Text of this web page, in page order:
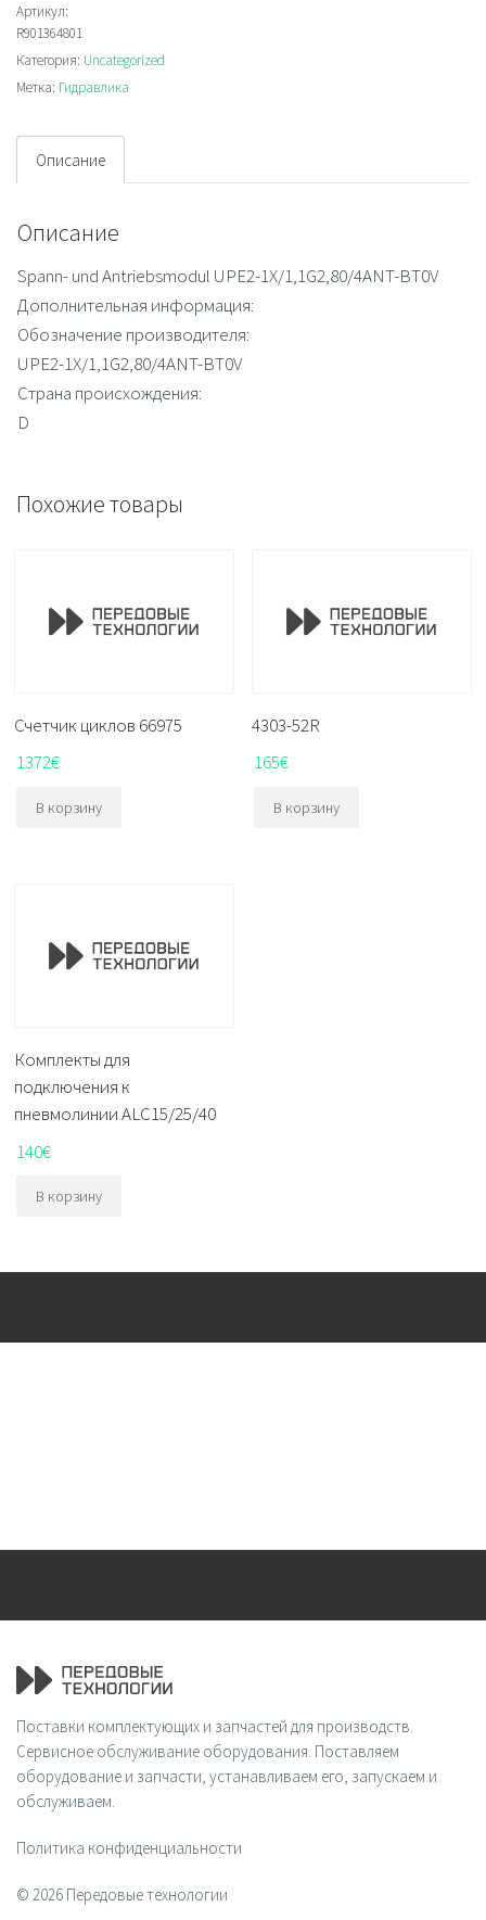
1X/1,1G2,80/4ANT-
BT0V
Clamping
drive
modul
Артикул:
R901364801
Категория: Uncategorized
Метка: Гидравлика
Описание
Описание
Spann- und Antriebsmodul UPE2-1X/1,1G2,80/4ANT-BT0V
Дополнительная информация:
Обозначение производителя:
UPE2-1X/1,1G2,80/4ANT-BT0V
Страна происхождения:
D
Похожие товары
Счетчик циклов 66975
1372€
В корзину
4303-52R
165€
В корзину
Комплекты для
подключения к
пневмолинии ALC15/25/40
140€
В корзину
Поставки комплектующих и запчастей для производств.
Сервисное обслуживание оборудования. Поставляем
оборудование и запчасти, устанавливаем его, запускаем и
обслуживаем.
Политика конфиденциальности
© 2026 Передовые технологии